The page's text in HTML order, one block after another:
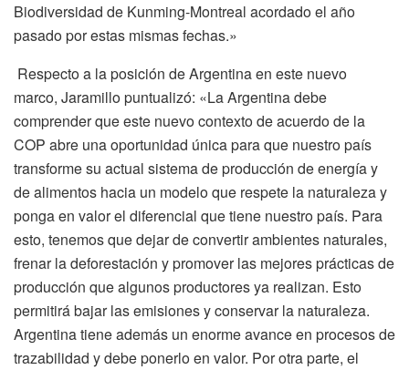
Biodiversidad de Kunming-Montreal acordado el año
pasado por estas mismas fechas.»
Respecto a la posición de Argentina en este nuevo
marco, Jaramillo puntualizó: «La Argentina debe
comprender que este nuevo contexto de acuerdo de la
COP abre una oportunidad única para que nuestro país
transforme su actual sistema de producción de energía y
de alimentos hacia un modelo que respete la naturaleza y
ponga en valor el diferencial que tiene nuestro país. Para
esto, tenemos que dejar de convertir ambientes naturales,
frenar la deforestación y promover las mejores prácticas de
producción que algunos productores ya realizan. Esto
permitirá bajar las emisiones y conservar la naturaleza.
Argentina tiene además un enorme avance en procesos de
trazabilidad y debe ponerlo en valor. Por otra parte, el